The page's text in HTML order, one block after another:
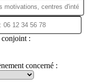
conjoint :
concerné :